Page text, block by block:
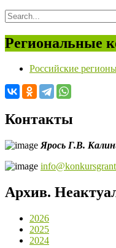
Региональные
Российские
Контакты
Ярось Г.В.
Архив.
2026
2025
2024